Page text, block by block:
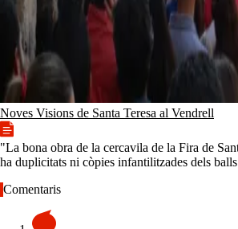
Noves Visions de Santa Teresa al Vendrell
"La bona obra de la cercavila de la Fira de
ha duplicitats ni còpies infantilitzades dels
Comentaris